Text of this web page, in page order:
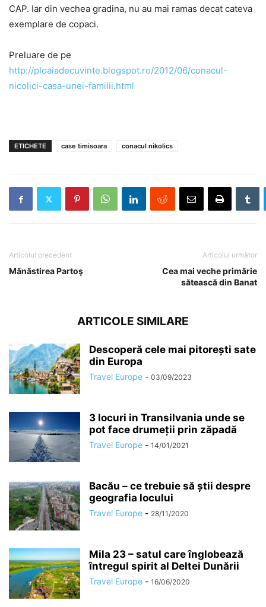
CAP. Iar din vechea gradina, nu au mai ramas decat cateva
exemplare de copaci.
Preluare de pe
http://ploaiadecuvinte.blogspot.ro/2012/06/conacul-
nicolici-casa-unei-familii.html
ETICHETE case timisoara conacul nikolics
Articolul precedent
Mănăstirea Partoş
Articolul următor
Cea mai veche primărie
sătească din Banat
ARTICOLE SIMILARE
Descoperă cele mai pitorești sate
din Europa
Travel Europe - 03/09/2023
3 locuri in Transilvania unde se
pot face drumeții prin zăpadă
Travel Europe - 14/01/2021
Bacău – ce trebuie să știi despre
geografia locului
Travel Europe - 28/11/2020
Mila 23 – satul care înglobează
întregul spirit al Deltei Dunării
Travel Europe - 16/06/2020